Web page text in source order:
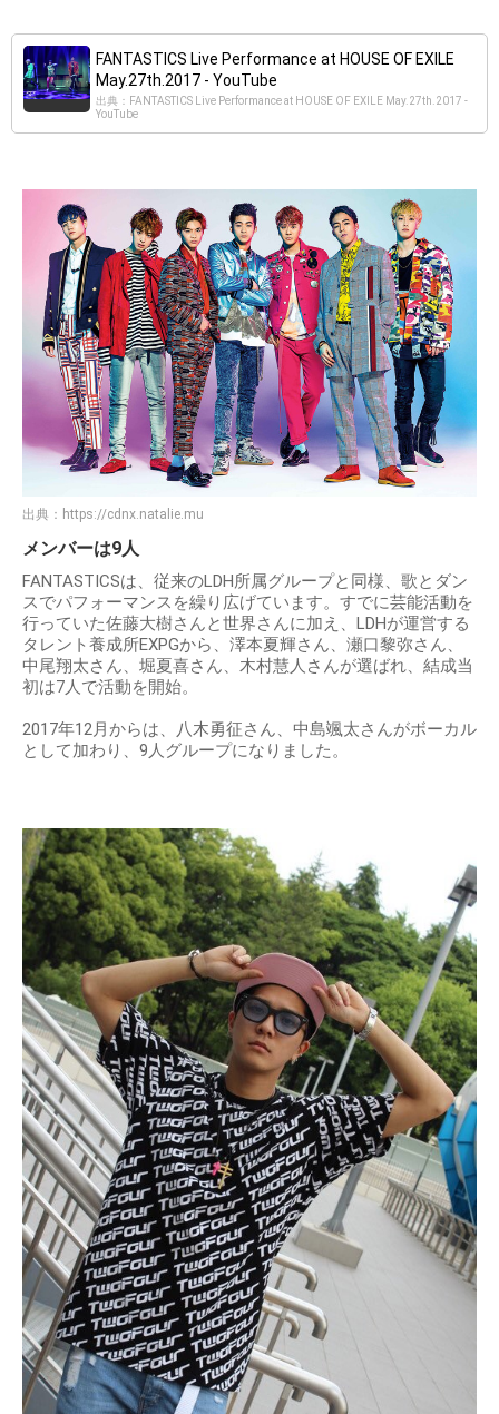
FANTASTICS Live Performance at HOUSE OF EXILE
May.27th.2017 - YouTube
出典：FANTASTICS Live Performance at HOUSE OF EXILE May.27th.2017 -
YouTube
出典： https://cdnx.natalie.mu
メンバーは9人
FANTASTICSは、従来のLDH所属グループと同様、歌とダン
スでパフォーマンスを繰り広げています。すでに芸能活動を
行っていた佐藤大樹さんと世界さんに加え、LDHが運営する
タレント養成所EXPGから、澤本夏輝さん、瀬口黎弥さん、
中尾翔太さん、堀夏喜さん、木村慧人さんが選ばれ、結成当
初は7人で活動を開始。
2017年12月からは、八木勇征さん、中島颯太さんがボーカル
として加わり、9人グループになりました。